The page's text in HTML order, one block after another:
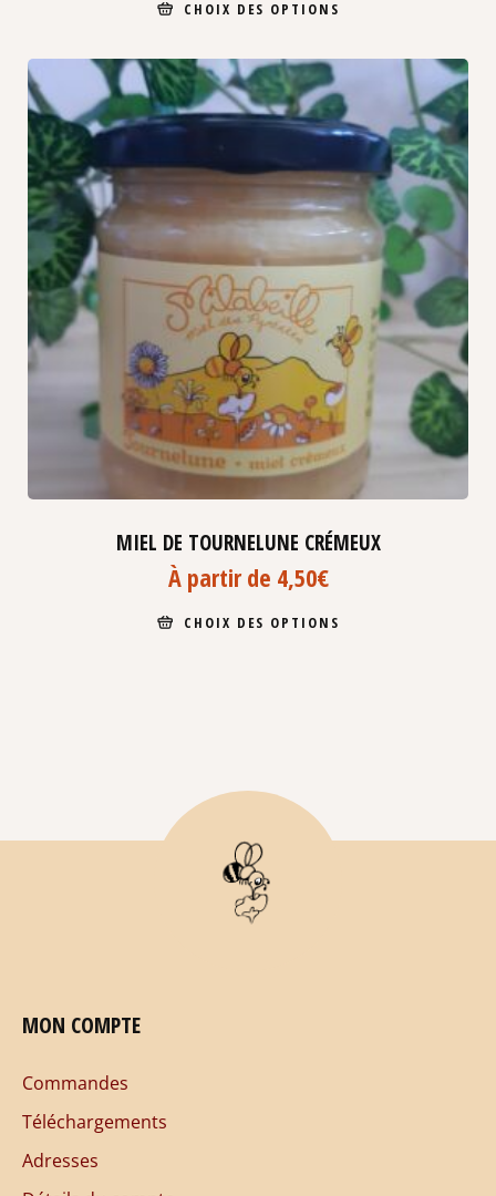
CHOIX DES OPTIONS
MIEL DE TOURNELUNE CRÉMEUX
À partir de 4,50€
CHOIX DES OPTIONS
MON COMPTE
Commandes
Téléchargements
Adresses